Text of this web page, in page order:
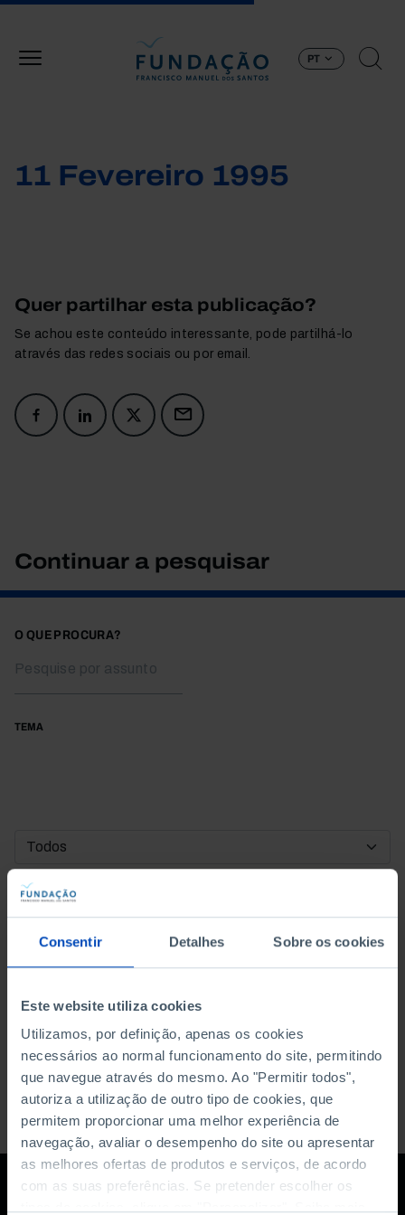
Consentir Detalhes Sobre os cookies
Este website utiliza cookies
Utilizamos, por definição, apenas os cookies
necessários ao normal funcionamento do site, permitindo
que navegue através do mesmo. Ao "Permitir todos",
autoriza a utilização de outro tipo de cookies, que
permitem proporcionar uma melhor experiência de
navegação, avaliar o desempenho do site ou apresentar
as melhores ofertas de produtos e serviços, de acordo
com as suas preferências. Se pretender escolher os
PT
11 Fevereiro 1995
Quer partilhar esta publicação?
Se achou este conteúdo interessante, pode partilhá-lo
através das redes sociais ou por email.
Continuar a pesquisar
O QUE PROCURA?
TEMA
DATA DE INÍCIO
DATA DE FIM